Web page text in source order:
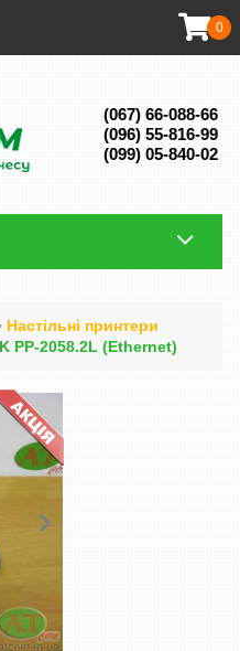
(067) 66-088-66
(096) 55-816-99
(099) 05-840-02
0
Настільні принтери
PP-2058.2L (Ethernet)